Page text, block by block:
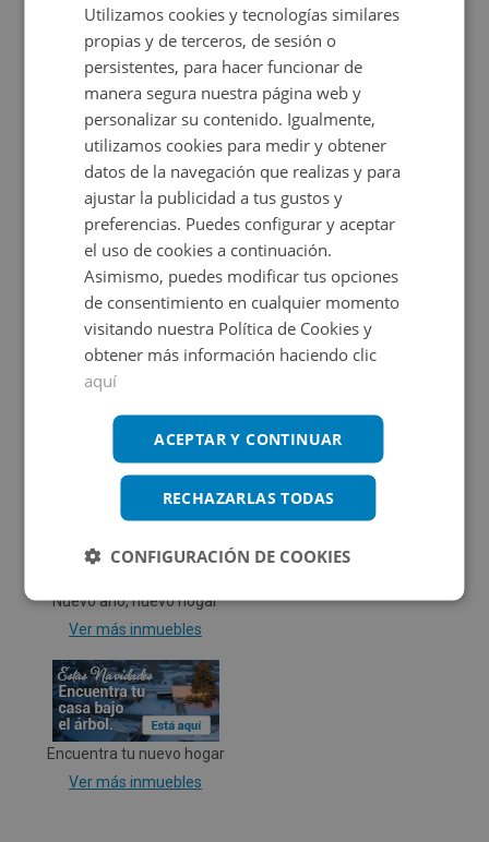
de Granollers, dentro de un edificio de reciente
construcción que cuenta con dos plantas destinadas
exclusivamente a estacionamientos, ofreciendo un
entorno moderno y seguro. El activo dispone de plazas
especialmente diseñadas para motocicletas,
garantizando comodidad y fácil maniobra. Su ubicación
es estratégica, a aproximadamente 800 metros del
centro de la ciudad, y muy próxima a vías principales
como la calle Anselm Clavé, calle Girona y la avenida del
Parc, lo que asegura una alta demanda de aparcamiento
en la zona. Se trata de una excelente oportunidad tanto
para uso propio como para inversión, en una de las áreas
consultarnos para ampliar la información disponible.
Ver más
Características
Construidos:13,65 m Agrupados:99,65 m
Ubicación
Ampliar mapa
Ver en mapa
Promociones asociadas
Nuevo año, nuevo hogar
Ver más inmuebles
Encuentra tu nuevo hogar
Ver más inmuebles
Utilizamos cookies y tecnologías similares
propias y de terceros, de sesión o
persistentes, para hacer funcionar de
manera segura nuestra página web y
personalizar su contenido. Igualmente,
utilizamos cookies para medir y obtener
datos de la navegación que realizas y para
ajustar la publicidad a tus gustos y
preferencias. Puedes configurar y aceptar
el uso de cookies a continuación.
Asimismo, puedes modificar tus opciones
de consentimiento en cualquier momento
visitando nuestra Política de Cookies y
obtener más información haciendo clic
aquí
ACEPTAR Y CONTINUAR
RECHAZARLAS TODAS
CONFIGURACIÓN DE COOKIES